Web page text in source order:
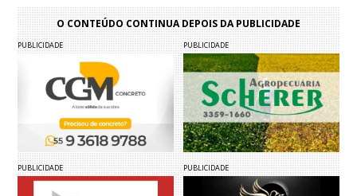
O CONTEÚDO CONTINUA DEPOIS DA PUBLICIDADE
PUBLICIDADE PUBLICIDADE
PUBLICIDADE PUBLICIDADE